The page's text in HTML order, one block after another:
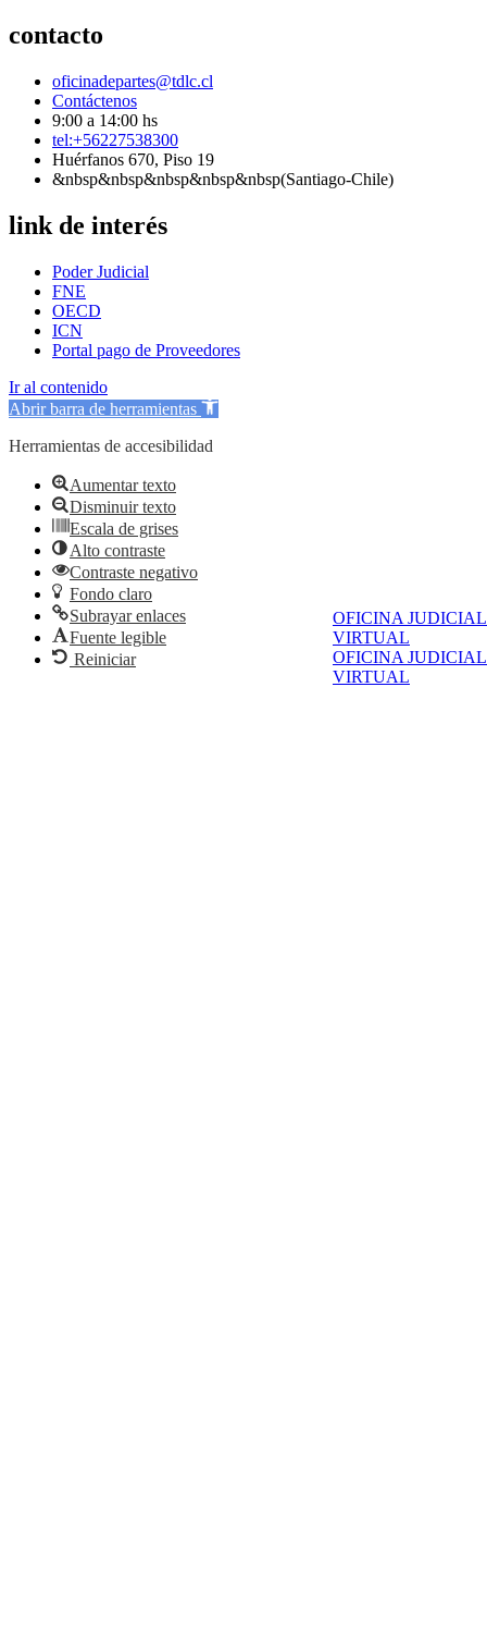
OFICINA JUDICIAL
VIRTUAL
OFICINA JUDICIAL
VIRTUAL
contacto
oficinadepartes@tdlc.cl
Contáctenos
9:00 a 14:00 hs
tel:+56227538300
Huérfanos 670, Piso 19
&nbsp&nbsp&nbsp&nbsp&nbsp(Santiago-Chile)
link de interés
Poder Judicial
FNE
OECD
ICN
Portal pago de Proveedores
Ir al contenido
Abrir barra de herramientas
Herramientas de accesibilidad
Aumentar texto
Disminuir texto
Escala de grises
Alto contraste
Contraste negativo
Fondo claro
Subrayar enlaces
Fuente legible
Reiniciar